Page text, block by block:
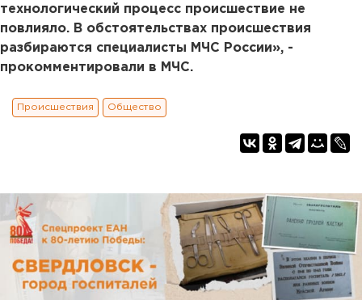
технологический процесс происшествие не
повлияло. В обстоятельствах происшествия
разбираются специалисты МЧС России», -
прокомментировали в МЧС.
Происшествия Общество